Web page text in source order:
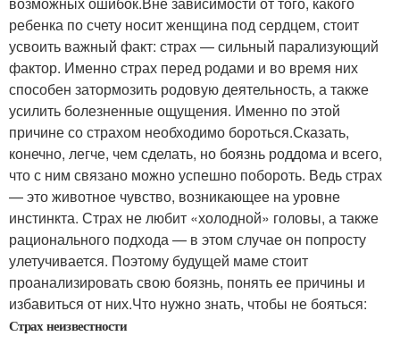
ребенка по счету носит женщина под сердцем, стоит
усвоить важный факт: страх — сильный парализующий
фактор. Именно страх перед родами и во время них
способен затормозить родовую деятельность, а также
усилить болезненные ощущения. Именно по этой
причине со страхом необходимо бороться.Сказать,
конечно, легче, чем сделать, но боязнь роддома и всего,
что с ним связано можно успешно побороть. Ведь страх
— это животное чувство, возникающее на уровне
инстинкта. Страх не любит «холодной» головы, а также
рационального подхода — в этом случае он попросту
улетучивается. Поэтому будущей маме стоит
проанализировать свою боязнь, понять ее причины и
избавиться от них.Что нужно знать, чтобы не бояться:
Страх неизвестности